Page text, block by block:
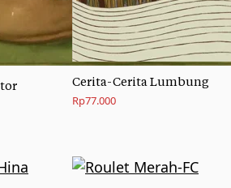
Cerita-Cerita Lumbung
Rp77.000